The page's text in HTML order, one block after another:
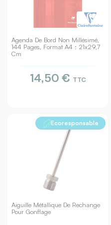
Agenda De Bord Non Millésimé,
144 Pages, Format A4 : 21x29,7
Cm
14,50 € TTC
Aiguille Métallique De Rechange
Pour Gonflage
Ecoresponsable